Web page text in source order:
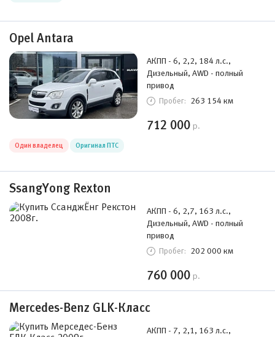
Opel Antara
АКПП - 6, 2,2, 184 л.с.,
Дизельный, AWD - полный
привод
Пробег: 263 154 км
712 000 р.
Один владелец Оригинал ПТС
SsangYong Rexton
АКПП - 6, 2,7, 163 л.с.,
Дизельный, AWD - полный
привод
Пробег: 202 000 км
760 000 р.
Mercedes-Benz GLK-Класс
АКПП - 7, 2,1, 163 л.с.,